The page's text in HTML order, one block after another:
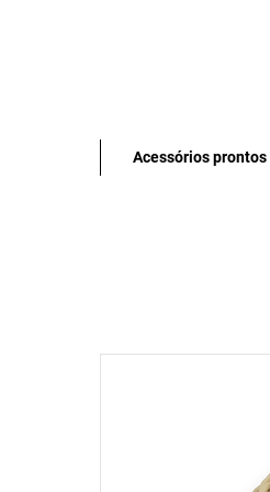
Acessórios prontos